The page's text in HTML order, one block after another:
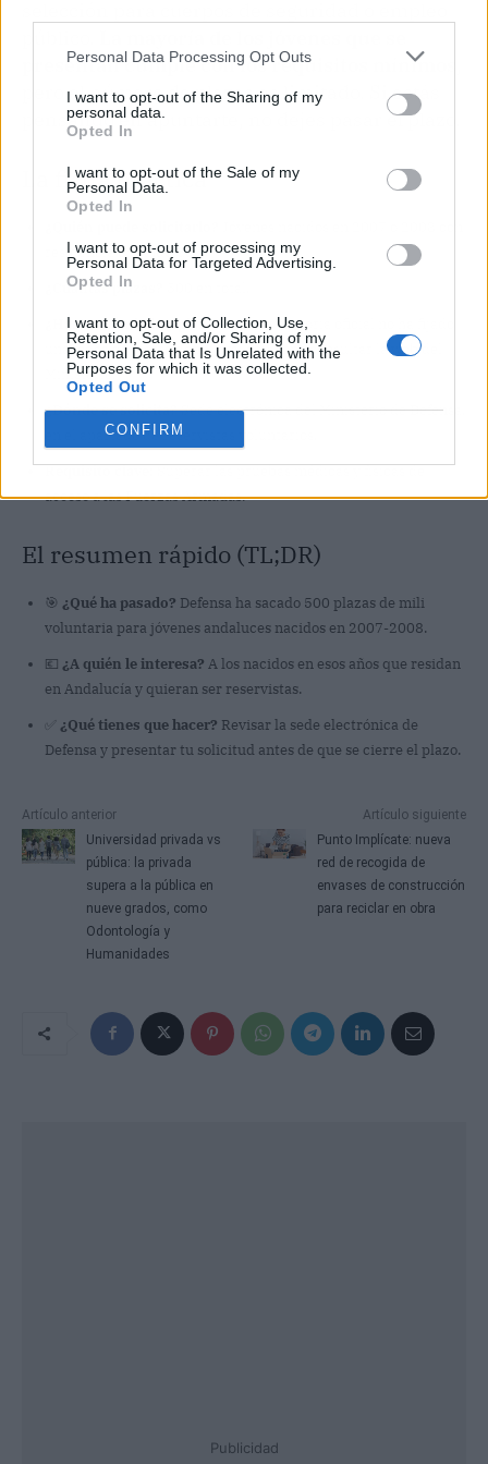
Personal Data Processing Opt Outs
I want to opt-out of the Sharing of my
personal data.
Opted In
I want to opt-out of the Sale of my
Personal Data.
Opted In
I want to opt-out of processing my
Personal Data for Targeted Advertising.
Opted In
I want to opt-out of Collection, Use,
Retention, Sale, and/or Sharing of my
Personal Data that Is Unrelated with the
Purposes for which it was collected.
Opted Out
CONFIRM
presentan cumple con los requisitos mínimos
pero el número de plazas es limitado. Si estás
pensando en apuntarte, no dejes pasar el plazo.
La ficha práctica
residencia en Andalucía.
¿Cuántas plazas?
¿Hasta cuándo hay plazo?La convocatoria oficial no ha fijado
una fecha de cierre definitiva; conviene consultar la web del
Ministerio.
¿Dónde se solicita?Sede electrónica del Ministerio de Defensa,
en el apartado de reservistas voluntarios.
Requisito clave:Superar las pruebas médicas y físicas de
acceso a las Fuerzas Armadas.
El resumen rápido (TL;DR)
🎯 ¿Qué ha pasado? Defensa ha sacado 500 plazas de mili
voluntaria para jóvenes andaluces nacidos en 2007-2008.
💶 ¿A quién le interesa? A los nacidos en esos años que residan
en Andalucía y quieran ser reservistas.
¿Qué tienes que hacer? Revisar la sede electrónica de
Defensa y presentar tu solicitud antes de que se cierre el plazo.
Artículo anterior
Universidad privada vs
pública: la privada
supera a la pública en
nueve grados, como
Odontología y
Humanidades
Artículo siguiente
Punto Implícate: nueva
red de recogida de
envases de construcción
para reciclar en obra
Publicidad